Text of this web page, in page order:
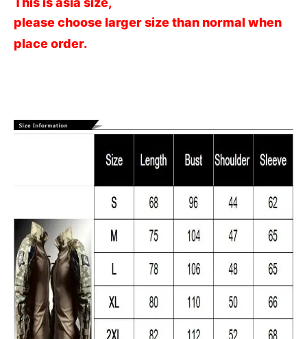
please choose larger size than normal when
place order.